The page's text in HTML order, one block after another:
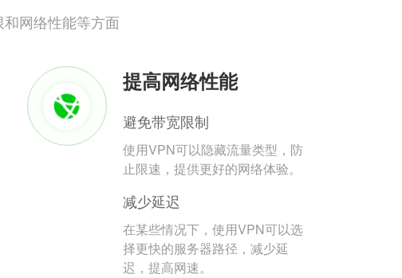
网络性能等方面
提高网络性能
避免带宽限制
使用VPN可以隐藏流量类型，防
止限速，提供更好的网络体验。
减少延迟
在某些情况下，使用VPN可以选
择更快的服务器路径，减少延
迟，提高网速。